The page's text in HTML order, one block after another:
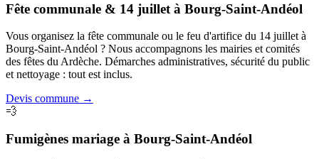
Fête communale & 14 juillet à Bourg-Saint-Andéol
Vous organisez la fête communale ou le feu d'artifice du 14 juillet à
Bourg-Saint-Andéol ? Nous accompagnons les mairies et comités
des fêtes du Ardèche. Démarches administratives, sécurité du public
et nettoyage : tout est inclus.
Devis commune →
💨
Fumigènes mariage à Bourg-Saint-Andéol